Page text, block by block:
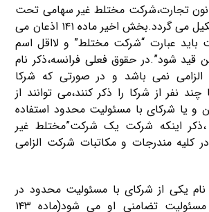
ماده ۱۴۱ قانون تجارت،شرکت مختلط غیر سهامی تحت
اسم مخصوصی تشکیل می گردد.بخش اخیر ماده ۱۴۱ اذعان می
باید عبارت “شرکت مختلط” و لااقل اسم
قید شود”.در حقوق فعلی فرانسه،ذکر نام
الزامی نمی باشد و در صورتی که شرکا
نفر از شرکا را ذکر کنند،می توانند از
و یا شرکای با مسئولیت محدود استفاده
،ذکر اینکه شرکت یک شرکت”مختلط غیر
کلیه مندرجات و مکاتبات شرکت الزامی
نام یکی از شرکای با مسئولیت محدود در
اسم شرکت سبب مسئولیت تضامنی او می شود(ماده ۱۴۳